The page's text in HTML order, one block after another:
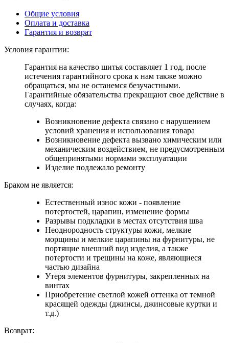
Общие условия
Оплата и доставка
Гарантия и возврат
Условия гарантии:
Гарантия на качество шитья составляет 1 год, после
истечения гарантийного срока к нам также можно
обращаться, мы не останемся безучастными.
Гарантийные обязательства прекращают свое действие в
случаях, когда:
Возникновение дефекта связано с нарушением
условий хранения и использования товара
Возникновение дефекта вызвано химическим или
механическим воздействием, не предусмотренным
общепринятыми нормами эксплуатации
Изделие подлежало ремонту
Браком не является:
Естественный износ кожи - появление
потертостей, царапин, изменение формы
Разрывы подкладки в местах отсутствия шва
Неоднородность структуры кожи, мелкие
морщины и мелкие царапины на фурнитуры, не
портящие внешний вид изделия, а также
потертости и трещины на коже, являющиеся
частью дизайна
Утеря элементов фурнитуры, закрепленных на
винтах
Приобретение светлой кожей оттенка от темной
красящей одежды (джинсы, джинсовые куртки и
т.д.)
Возврат: